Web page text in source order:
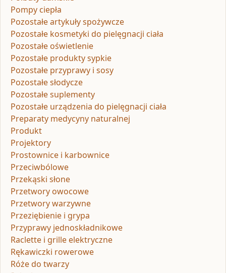
Pompy ciepła
Pozostałe artykuły spożywcze
Pozostałe kosmetyki do pielęgnacji ciała
Pozostałe oświetlenie
Pozostałe produkty sypkie
Pozostałe przyprawy i sosy
Pozostałe słodycze
Pozostałe suplementy
Pozostałe urządzenia do pielęgnacji ciała
Preparaty medycyny naturalnej
Produkt
Projektory
Prostownice i karbownice
Przeciwbólowe
Przekąski słone
Przetwory owocowe
Przetwory warzywne
Przeziębienie i grypa
Przyprawy jednoskładnikowe
Raclette i grille elektryczne
Rękawiczki rowerowe
Róże do twarzy